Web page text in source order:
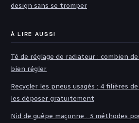
design sans se tromper
À LIRE AUSSI
Té de réglage de radiateur : combien
bien régler
Recycler les pneus usagés : 4 filières
les déposer gratuitement
Nid de guêpe maçonne : 3 méthodes